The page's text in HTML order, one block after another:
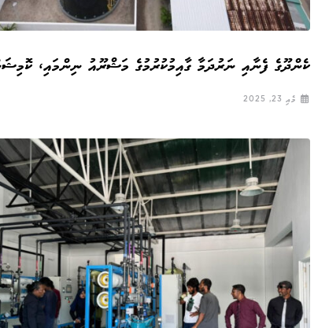
ކެންދޫގެ ފެނާއި ނަރުދަމާ ގާއިމުކުރުމުގެ މަޝްރޫއު ނިންމައި،
މެއި 23, 2025